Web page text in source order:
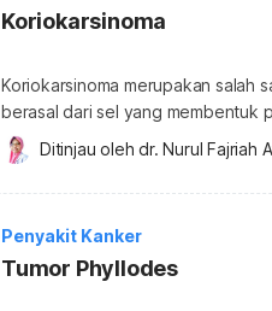
Koriokarsinoma
Koriokarsinoma merupakan salah
berasal dari sel yang membentuk
terjadi, penyakit ini dapat
lain bila tidak segera ditangani.
jenis penyakit kanker langka dan
Ditinjau oleh dr. Nurul Fajriah
Penyakit Kanker
Tumor Phyllodes